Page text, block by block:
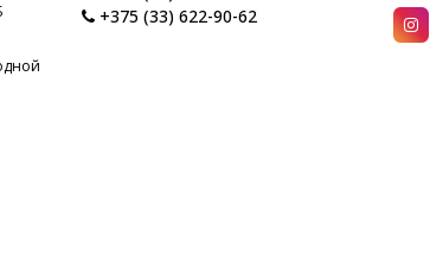
+375 (33) 622-90-62